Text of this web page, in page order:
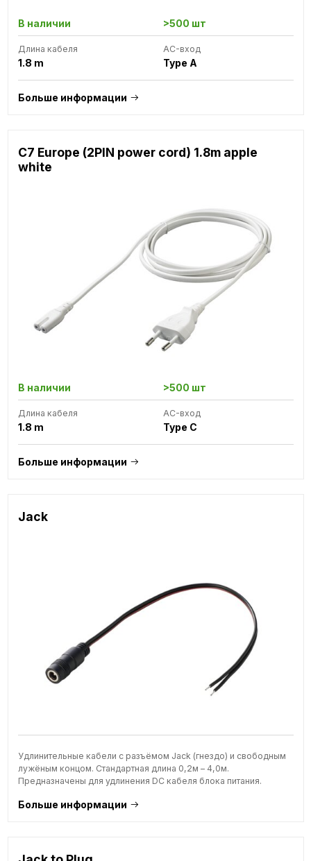
В наличии >500 шт
Длина кабеля
1.8 m
AC-вход
Type A
Больше информации
C7 Europe (2PIN power cord) 1.8m apple
white
В наличии >500 шт
Длина кабеля
1.8 m
AC-вход
Type C
Больше информации
Jack
Удлинительные кабели с разъёмом Jack (гнездо) и свободным
лужёным концом. Стандартная длина 0,2м – 4,0м.
Предназначены для удлинения DC кабеля блока питания.
Больше информации